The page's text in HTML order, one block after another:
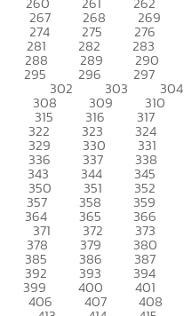
267 268 269
274 275 276
281 282 283
288 289 290
295 296 297
302 303 304
308 309 310
315 316 317
322 323 324
329 330 331
336 337 338
343 344 345
350 351 352
357 358 359
364 365 366
371 372 373
378 379 380
385 386 387
392 393 394
399 400 401
406 407 408